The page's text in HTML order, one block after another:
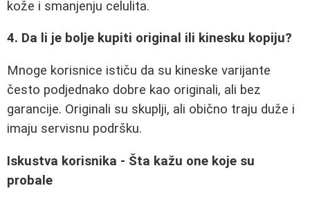
kože i smanjenju celulita.
4. Da li je bolje kupiti original ili kinesku kopiju?
Mnoge korisnice ističu da su kineske varijante
često podjednako dobre kao originali, ali bez
garancije. Originali su skuplji, ali obično traju duže i
imaju servisnu podršku.
Iskustva korisnika - Šta kažu one koje su
probale